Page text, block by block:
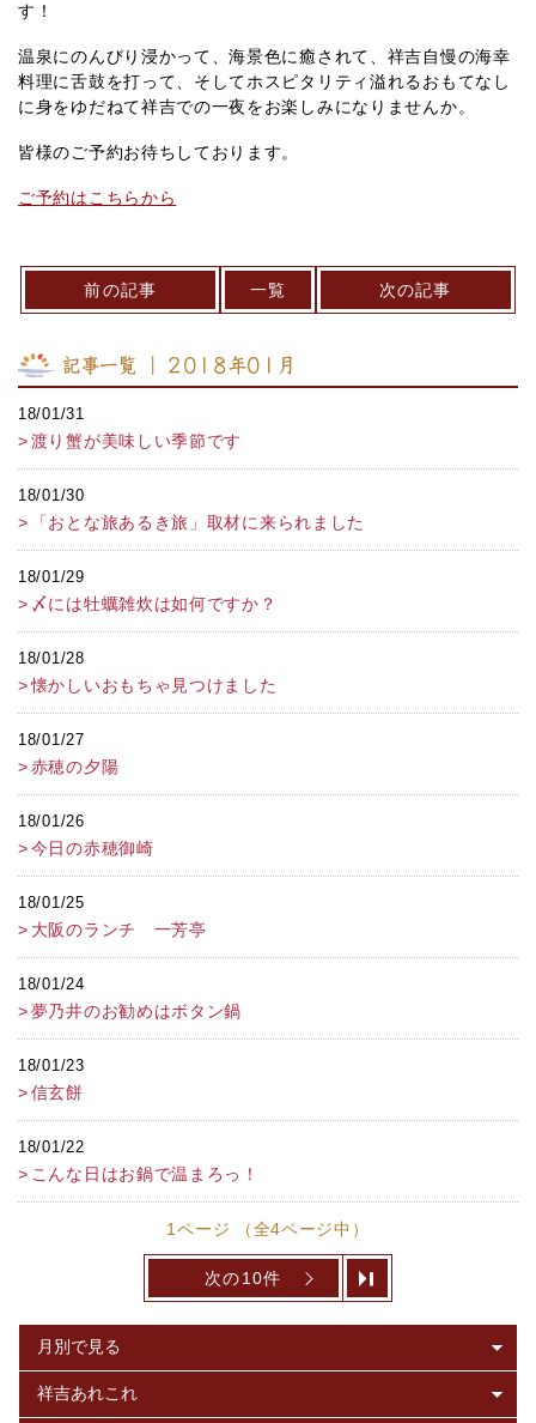
す！
温泉にのんびり浸かって、海景色に癒されて、祥吉自慢の海幸
料理に舌鼓を打って、そしてホスピタリティ溢れるおもてなし
に身をゆだねて祥吉での一夜をお楽しみになりませんか。
皆様のご予約お待ちしております。
ご予約はこちらから
前の記事 一覧 次の記事
記事一覧 ｜ 2018年01月
18/01/31
渡り蟹が美味しい季節です
18/01/30
「おとな旅あるき旅」取材に来られました
18/01/29
〆には牡蠣雑炊は如何ですか？
18/01/28
懐かしいおもちゃ見つけました
18/01/27
赤穂の夕陽
18/01/26
今日の赤穂御崎
18/01/25
大阪のランチ 一芳亭
18/01/24
夢乃井のお勧めはボタン鍋
18/01/23
信玄餅
18/01/22
こんな日はお鍋で温まろっ！
1ページ （全4ページ中）
次の10件